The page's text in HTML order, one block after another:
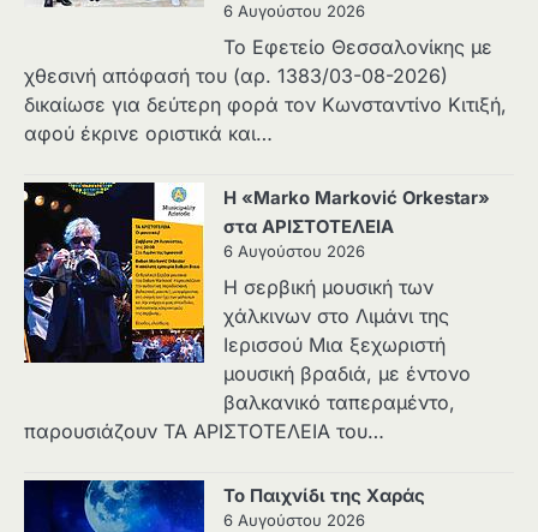
6 Αυγούστου 2026
Το Εφετείο Θεσσαλονίκης με
χθεσινή απόφασή του (αρ. 1383/03-08-2026)
δικαίωσε για δεύτερη φορά τον Κωνσταντίνο Κιτιξή,
αφού έκρινε οριστικά και…
Η «Marko Marković Orkestar»
στα ΑΡΙΣΤΟΤΕΛΕΙΑ
6 Αυγούστου 2026
Η σερβική μουσική των
χάλκινων στο Λιμάνι της
Ιερισσού Μια ξεχωριστή
μουσική βραδιά, με έντονο
βαλκανικό ταπεραμέντο,
παρουσιάζουν ΤΑ ΑΡΙΣΤΟΤΕΛΕΙΑ του…
Το Παιχνίδι της Χαράς
6 Αυγούστου 2026